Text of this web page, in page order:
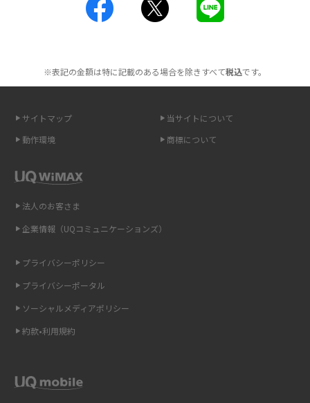
工事不要！置くだけWi-Fiの特徴は？メリット・デメリットや選び方を解説
無制限で利用できるポケット型Wi-Fiは？選び方や通信費を抑える方法も紹
ポケット型Wi-Fi（モバイルWi-Fi）とは？おススメする方の特徴や選び方を
即日受け取りできるポケット型Wi-Fiはある？すぐに使うための方法や注意
ONU（光回線終端装置）とは？モデム・ルーター・ホームゲートウェイと
ギガバイト（GB）とは？1GBの目安やギガが足りない時の対処法を紹介
Wi-Fi 6とは？Wi-Fi 5との違いやメリットと注意点、規格の種類も解説
Wi-Fiを自宅に設置する方法は？必要なことやポイントも紹介
※表記の金額は特に記載のある場合を除きすべて税込です。
サイトマップ
当サイトについて
動作環境
商標について
法人のお客さま
企業情報（UQコミュニケーションズ）
プライバシーポリシー
プライバシーポータル
ソーシャルメディアポリシー
約款•利用規約